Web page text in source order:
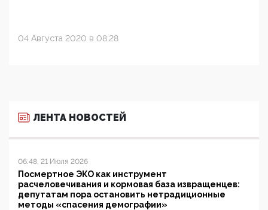
04 Августа 2020 в 08:28
ЛЕНТА НОВОСТЕЙ
06:48, 21 Июля 2026
Посмертное ЭКО как инструмент
расчеловечивания и кормовая база извращенцев:
депутатам пора остановить нетрадиционные
методы «спасения демографии»